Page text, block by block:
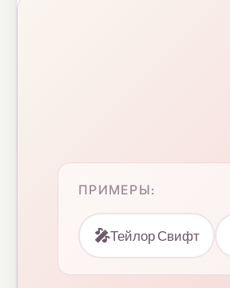
ПРИМЕРЫ:
🎤Тейлор Свифт